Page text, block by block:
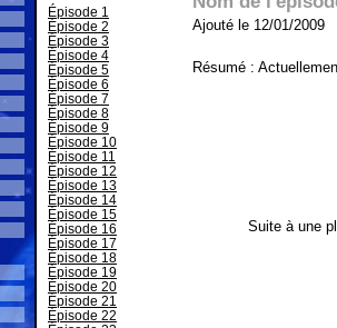
Épisode 1
Épisode 2
Épisode 3
Épisode 4
Épisode 5
Épisode 6
Épisode 7
Épisode 8
Épisode 9
Épisode 10
Épisode 11
Épisode 12
Épisode 13
Épisode 14
Épisode 15
Épisode 16
Épisode 17
Épisode 18
Épisode 19
Épisode 20
Épisode 21
Épisode 22
Ajouté le 12/01/2009
Résumé :
Suite à une